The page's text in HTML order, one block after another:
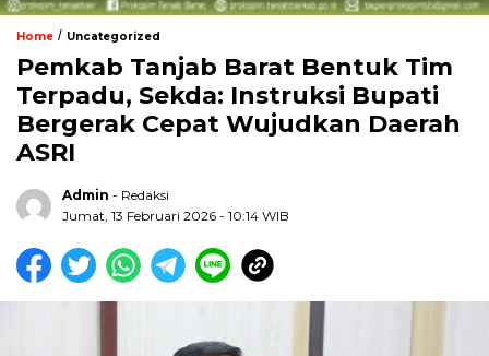
Home / Uncategorized
Pemkab Tanjab Barat Bentuk Tim
Terpadu, Sekda: Instruksi Bupati
Bergerak Cepat Wujudkan Daerah
ASRI
Admin - Redaksi
Jumat, 13 Februari 2026 - 10:14 WIB